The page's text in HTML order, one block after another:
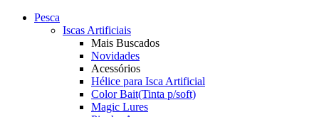
Pesca
Iscas Artificiais
Mais Buscados
Novidades
Acessórios
Hélice para Isca Artificial
Color Bait(Tinta p/soft)
Magic Lures